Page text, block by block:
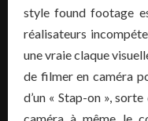
style found footage
réalisateurs
une vraie claque
de filmer en caméra
d’un « Stap-on »,